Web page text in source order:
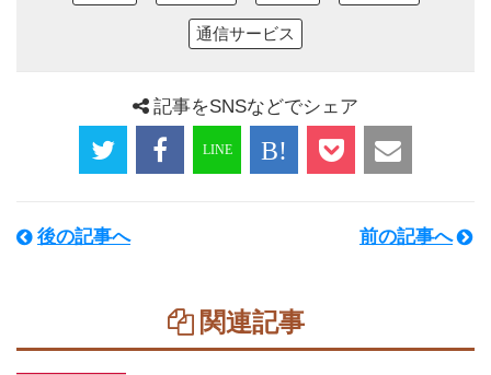
通信サービス
記事をSNSなどでシェア
後の記事へ 前の記事へ
関連記事